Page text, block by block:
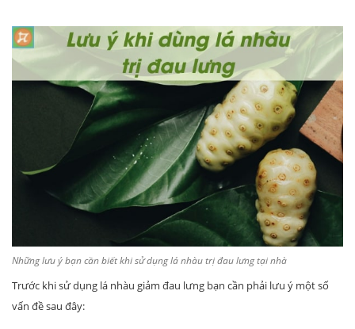
Những lưu ý bạn cần biết khi sử dụng lá nhàu trị đau lưng tại nhà
Trước khi sử dụng lá nhàu giảm đau lưng bạn cần phải lưu ý một số
vấn đề sau đây: